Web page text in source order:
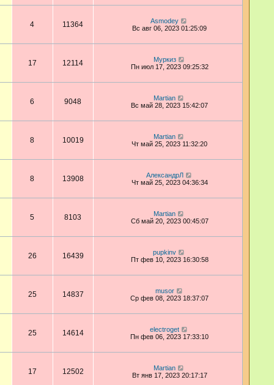
4 11364
Asmodey
Вс авг 06, 2023 01:25:09
17 12114
Муркиз
Пн июл 17, 2023 09:25:32
6 9048
Martian
Вс май 28, 2023 15:42:07
8 10019
Martian
Чт май 25, 2023 11:32:20
8 13908
АлександрЛ
Чт май 25, 2023 04:36:34
5 8103
Martian
Сб май 20, 2023 00:45:07
26 16439
pupkinv
Пт фев 10, 2023 16:30:58
25 14837
musor
Ср фев 08, 2023 18:37:07
25 14614
electroget
Пн фев 06, 2023 17:33:10
17 12502
Martian
Вт янв 17, 2023 20:17:17